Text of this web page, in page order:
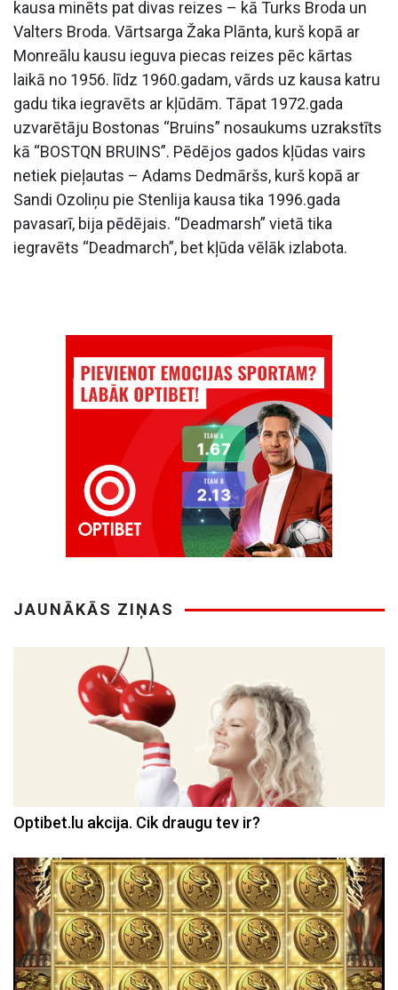
kausa minēts pat divas reizes – kā Turks Broda un
Valters Broda. Vārtsarga Žaka Plānta, kurš kopā ar
Monreālu kausu ieguva piecas reizes pēc kārtas
laikā no 1956. līdz 1960.gadam, vārds uz kausa katru
gadu tika iegravēts ar kļūdām. Tāpat 1972.gada
uzvarētāju Bostonas “Bruins” nosaukums uzrakstīts
kā “BOSTQN BRUINS”. Pēdējos gados kļūdas vairs
netiek pieļautas – Adams Dedmāršs, kurš kopā ar
Sandi Ozoliņu pie Stenlija kausa tika 1996.gada
pavasarī, bija pēdējais. “Deadmarsh” vietā tika
iegravēts “Deadmarch”, bet kļūda vēlāk izlabota.
JAUNĀKĀS ZIŅAS
Optibet.lu akcija. Cik draugu tev ir?